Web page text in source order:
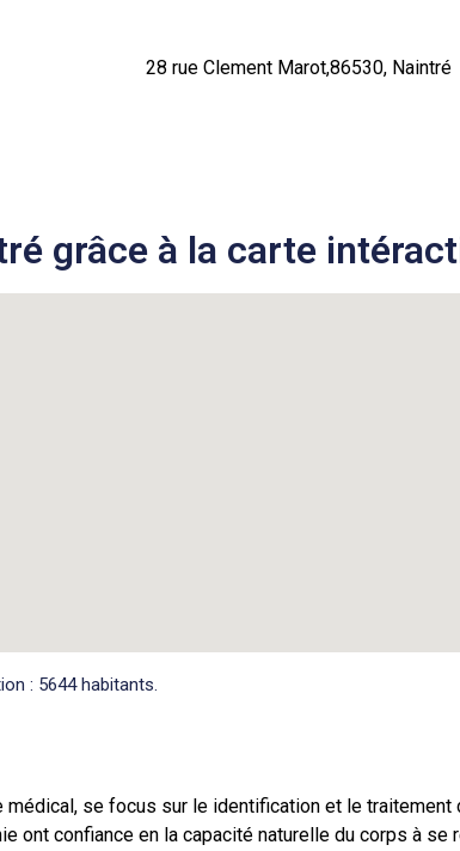
28 rue Clement Marot,86530, Naintré
grâce à la carte
: 5644 habitants.
médical, se focus sur le identification et le
confiance en la capacité naturelle du corps à se